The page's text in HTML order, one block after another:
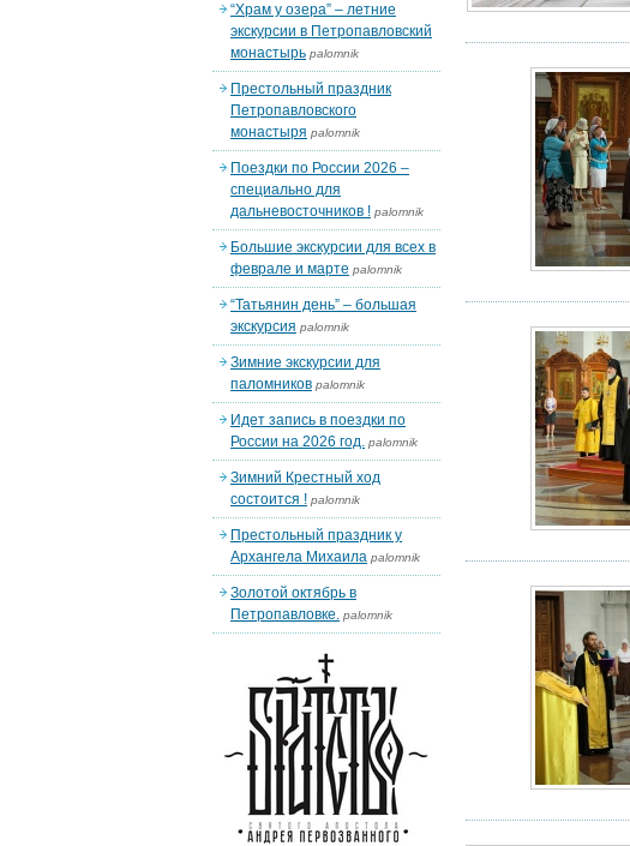
“Храм у озера” – летние
экскурсии в Петропавловский
монастырь palomnik
Престольный праздник
Петропавловского
монастыря palomnik
Поездки по России 2026 –
специально для
дальневосточников ! palomnik
Большие экскурсии для всех в
феврале и марте palomnik
“Татьянин день” – большая
экскурсия palomnik
Зимние экскурсии для
паломников palomnik
Идет запись в поездки по
России на 2026 год. palomnik
Зимний Крестный ход
состоится ! palomnik
Престольный праздник у
Архангела Михаила palomnik
Золотой октябрь в
Петропавловке. palomnik